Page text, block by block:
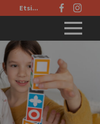
Etsi
sivustolta: